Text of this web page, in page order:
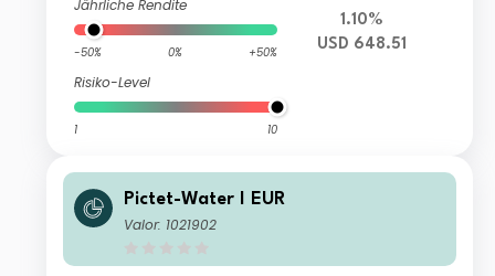
Jährliche Rendite
-50% 0% +50%
Risiko-Level
1 10
1.10%
USD 648.51
Pictet-Water I EUR
Valor: 1021902